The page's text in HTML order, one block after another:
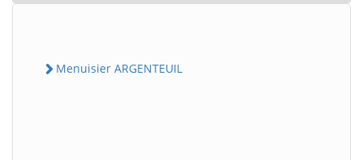
Menuisier ARGENTEUIL